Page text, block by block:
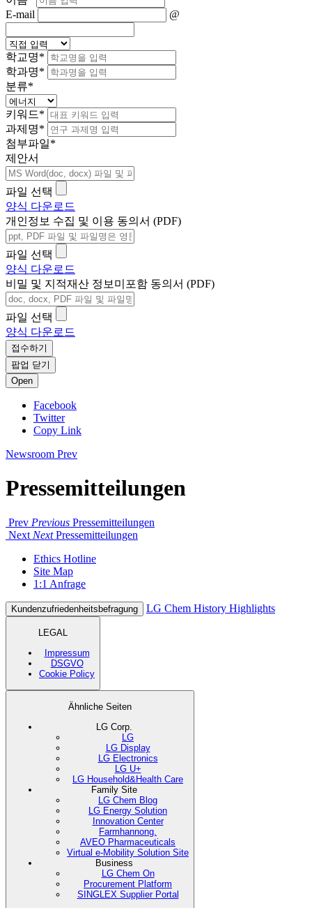
E-mail
@
학교명*
학과명*
분류*
키워드*
과제명*
첨부파일*
제안서
파일 선택
양식 다운로드
개인정보 수집 및 이용 동의서 (PDF)
파일 선택
양식 다운로드
비밀 및 지적재산 정보미포함 동의서 (PDF)
파일 선택
양식 다운로드
접수하기
팝업 닫기
Open
Facebook
Twitter
Copy Link
Newsroom Prev
Pressemitteilungen
Prev Previous Pressemitteilungen
Next Next Pressemitteilungen
Ethics Hotline
Site Map
1:1 Anfrage
Kundenzufriedenheitsbefragung LG Chem History Highlights
LEGAL
Impressum
DSGVO
Cookie Policy
Ähnliche Seiten
LG Corp.
LG
LG Display
LG Electronics
LG U+
LG Household&Health Care
Family Site
LG Chem Blog
LG Energy Solution
Innovation Center
Farmhannong.
AVEO Pharmaceuticals
Virtual e-Mobility Solution Site
Business
LG Chem On
Procurement Platform
SINGLEX Supplier Portal